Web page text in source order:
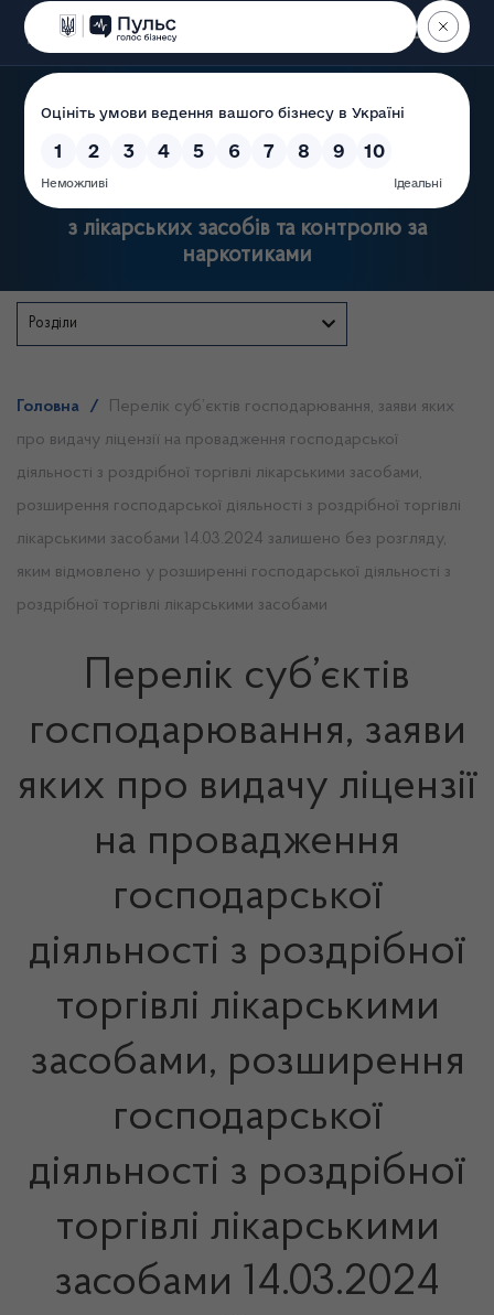
Пошук
Державна служба України
з лікарських засобів та контролю за
наркотиками
Розділи
Головна /
Перелік суб’єктів господарювання, заяви яких
про видачу ліцензії на провадження господарської
діяльності з роздрібної торгівлі лікарськими засобами,
розширення господарської діяльності з роздрібної торгівлі
лікарськими засобами 14.03.2024 залишено без розгляду,
яким відмовлено у розширенні господарської діяльності з
роздрібної торгівлі лікарськими засобами
Перелік суб’єктів
господарювання, заяви
яких про видачу ліцензії
на провадження
господарської
діяльності з роздрібної
торгівлі лікарськими
засобами, розширення
господарської
діяльності з роздрібної
торгівлі лікарськими
засобами 14.03.2024